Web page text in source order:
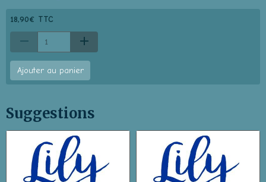
18,90€ TTC
Ajouter au panier
Suggestions